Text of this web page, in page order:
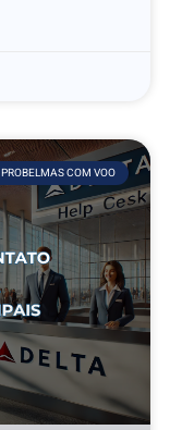
PROBELMAS COM VOO